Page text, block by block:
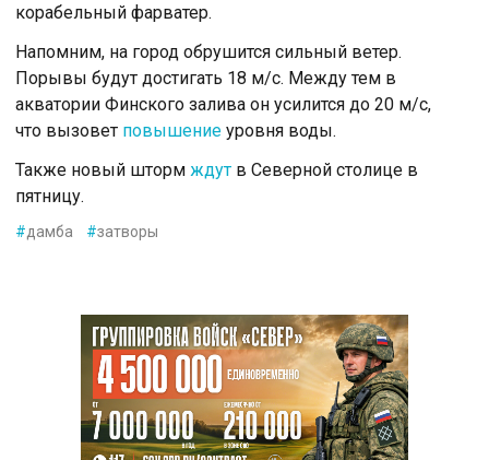
корабельный фарватер.
Напомним, на город обрушится сильный ветер.
Порывы будут достигать 18 м/с. Между тем в
акватории Финского залива он усилится до 20 м/с,
что вызовет повышение уровня воды.
Также новый шторм ждут в Северной столице в
пятницу.
#дамба #затворы